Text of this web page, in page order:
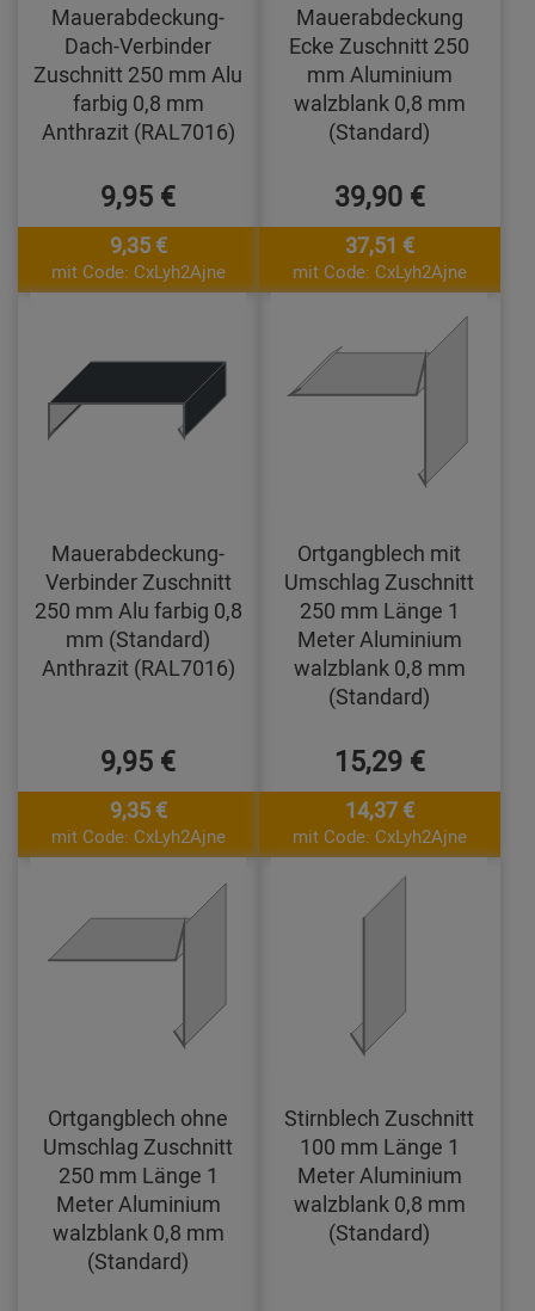
Mauerabdeckung-
Dach-Verbinder
Zuschnitt 250 mm Alu
farbig 0,8 mm
Anthrazit (RAL7016)
9,95 €
9,35 €
mit Code: CxLyh2Ajne
Mauerabdeckung
Ecke Zuschnitt 250
mm Aluminium
walzblank 0,8 mm
(Standard)
39,90 €
37,51 €
mit Code: CxLyh2Ajne
Mauerabdeckung-
Verbinder Zuschnitt
250 mm Alu farbig 0,8
mm (Standard)
Anthrazit (RAL7016)
9,95 €
9,35 €
mit Code: CxLyh2Ajne
Ortgangblech mit
Umschlag Zuschnitt
250 mm Länge 1
Meter Aluminium
walzblank 0,8 mm
(Standard)
15,29 €
14,37 €
mit Code: CxLyh2Ajne
Ortgangblech ohne
Umschlag Zuschnitt
250 mm Länge 1
Meter Aluminium
walzblank 0,8 mm
(Standard)
Stirnblech Zuschnitt
100 mm Länge 1
Meter Aluminium
walzblank 0,8 mm
(Standard)